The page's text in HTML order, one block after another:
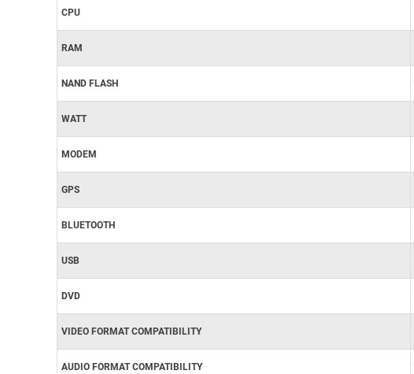
CPU
RAM
NAND FLASH
WATT
MODEM
GPS
BLUETOOTH
USB
DVD
VIDEO FORMAT COMPATIBILITY
AUDIO FORMAT COMPATIBILITY